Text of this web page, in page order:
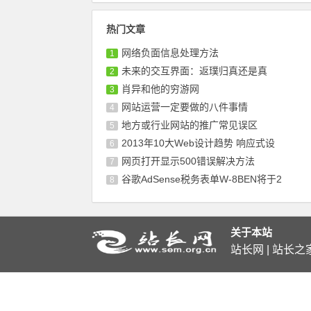
热门文章
1 网络负面信息处理方法
2 未来的交互界面：返璞归真还是真
3 肖异和他的穷游网
4 网站运营一定要做的八件事情
5 地方或行业网站的推广常见误区
6 2013年10大Web设计趋势 响应式设
7 网页打开显示500错误解决方法
8 谷歌AdSense税务表单W-8BEN将于2
关于本站
站长网 | 站长之